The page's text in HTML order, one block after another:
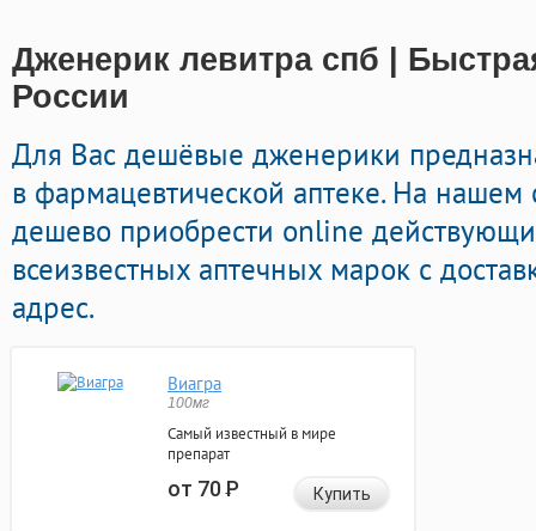
Дженерик левитра спб |
России
Для Вас дешёвые дженерики
в фармацевтической аптеке. На
дешево приобрести online
всеизвестных аптечных марок с
адрес.
Виагра
100мг
Самый известный в мире
препарат
от 70Р Купить